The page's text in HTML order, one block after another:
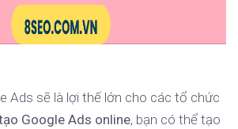
Ads sẽ là lợi thế lớn cho các tổ chức
Google Ads online, bạn có thể tạo